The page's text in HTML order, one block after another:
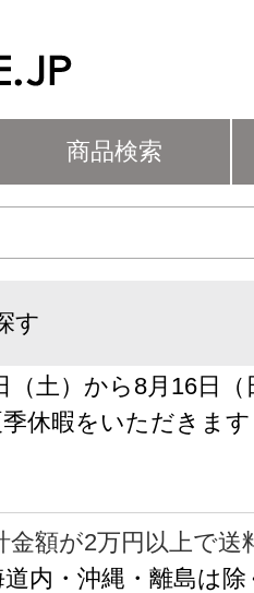
商品検索
す
（土）から8月16日
休暇をいただきます
金額が2万円以上で送
道内・沖縄・離島は